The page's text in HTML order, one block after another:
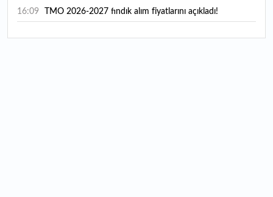
16:09 TMO 2026-2027 fındık alım fiyatlarını açıkladı!